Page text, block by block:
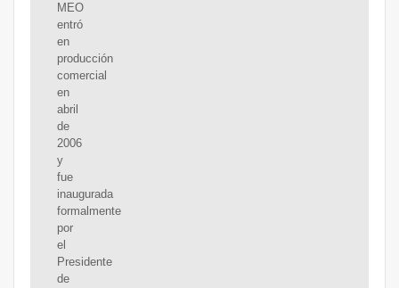
MEO
entró
en
producción
comercial
en
abril
de
2006
y
fue
inaugurada
formalmente
por
el
Presidente
de